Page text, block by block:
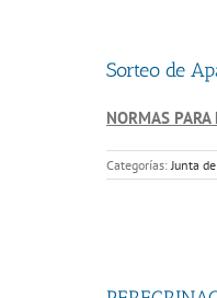
Sorteo de
NORMAS
Categorías:Junta